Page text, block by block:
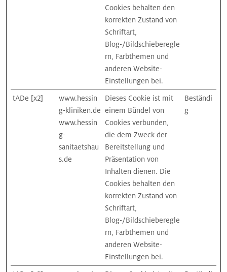
Cookies behalten den
korrekten Zustand von
Schriftart,
Blog-/Bildschieberegle
rn, Farbthemen und
anderen Website-
Einstellungen bei.
tADe [x2]
www.hessin
g-kliniken.de
www.hessin
g-
sanitaetshau
s.de
Dieses Cookie ist mit
einem Bündel von
Cookies verbunden,
die dem Zweck der
Bereitstellung und
Präsentation von
Inhalten dienen. Die
Cookies behalten den
korrekten Zustand von
Schriftart,
Blog-/Bildschieberegle
rn, Farbthemen und
anderen Website-
Einstellungen bei.
Beständi
g